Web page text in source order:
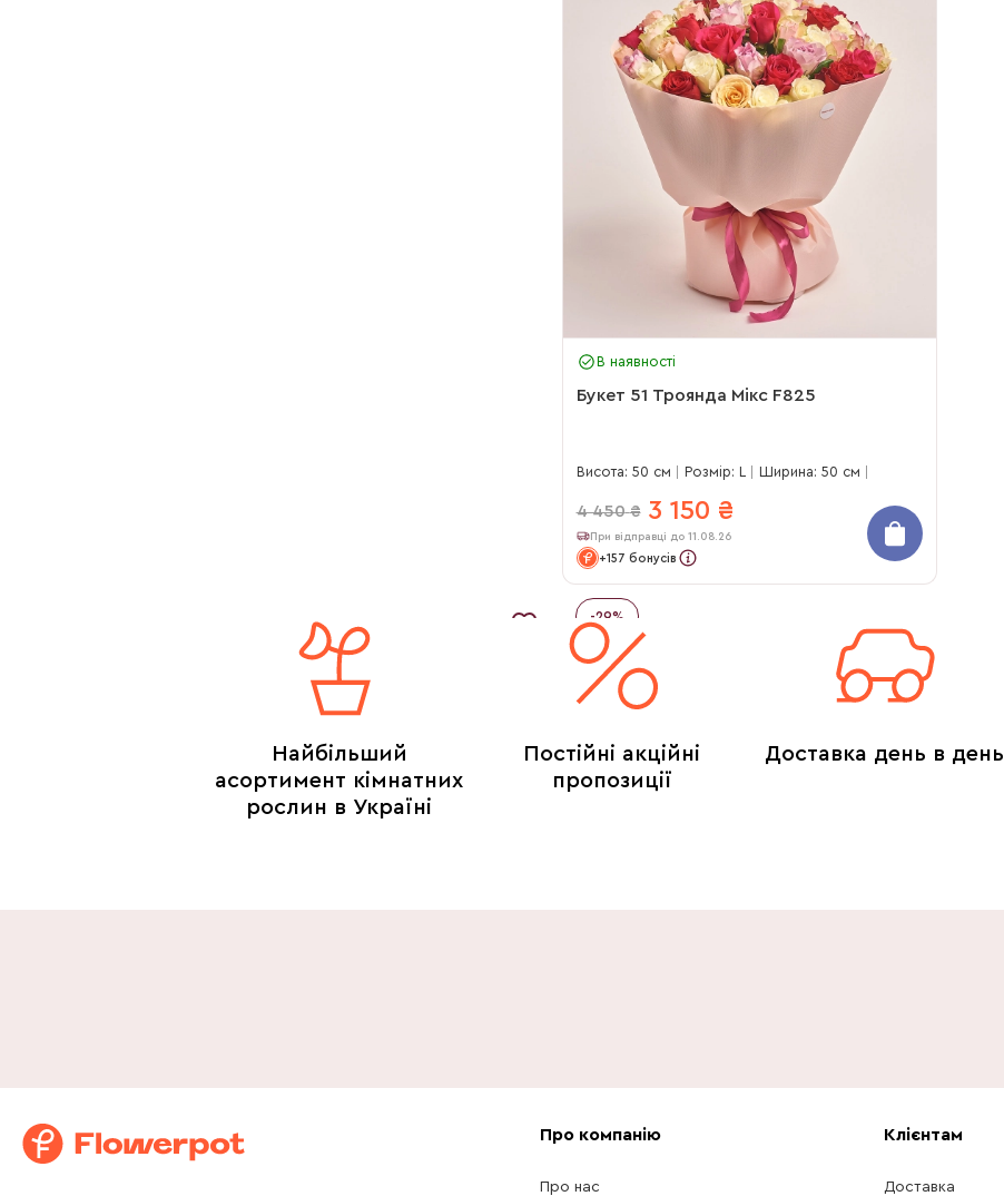
В наявності
Букет 51 Троянда Мікс F825
Висота: 50 см Розмір: L Ширина: 50 см
4 450 ₴ 3 150 ₴
При відправці до 11.08.26
+157 бонусів
-29%
Найбільший
асортимент кімнатних
рослин в Україні
Постійні акційні
пропозиції
Доставка день в день
Про компанію
Про нас
Клієнтам
Доставка